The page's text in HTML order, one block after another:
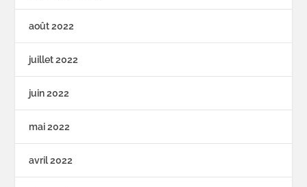
août 2022
juillet 2022
juin 2022
mai 2022
avril 2022